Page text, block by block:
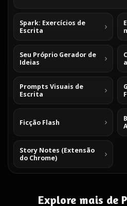
Spark: Exercícios de
Escrita
Seu Próprio Gerador de
Ideias
Prompts Visuais de
Escrita
Ficção Flash
Story Notes (Extensão
do Chrome)
Explore mais de